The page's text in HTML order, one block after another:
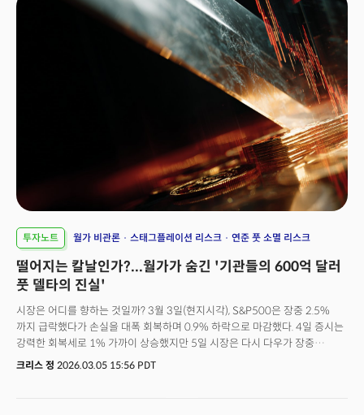
탄도미사일과 2000대 이상의 드론을 발사한 것으로 관측된다. 미국에 가장
골치아픈 문제를 안겨주는 것은 샤헤드-136 드론이다. 이 드론의 생산 단가는
단 2~5만 달러에 불과하다. 문제는 이를 격추하기 위해 미국과 동맹이
사용해야 하는 패트리어트 PAC-3 미사일 1발은 370만 달러, 사드의 경우
1270만 달러가 소요된다는 점이다. 요격체 대 드론의 비용 비율은 무려
106대 1이다. 비용의 대칭성이 무너진 것이다.이란의 1달러 공격을 막기 위해
100달러를 쓰는 구조. 2025년 6월 당시 미국은 사드 재고의 최대 30%와
SM-3 80발을 소모했다. 현재 소비 속도라면 미국의 전체 요격체 비축분은
4~5주 내로 고갈될 수 있다는 분석까지 나온 상태다. 당장 미국을 비롯해
UAE와 사우디 등 자국 영공을 방어해야 하는 중동 국가들의 발에는 불똥이
떨어졌다. 요격체가 빠르게 소모되면서 UAE의 경우 한국의 천궁-2의 조기
공급을 요청했다. 드론만으로 적국의 재정적 파산을 유도하는 비대칭 전쟁이
시작된 것이다.
투자노트 월가 비관론 스태그플레이션 리스크 연준 풋 소멸 리스크
떨어지는 칼날인가?...월가가 숨긴 '기관들의 600억 달러
풋 델타의 진실'
시장은 어디를 향하는 것일까? 3월 3일(현지시각), S&P500은 장중 2.5%
까지 급락했다가 손실을 대폭 회복하며 0.9% 하락으로 마감했다. 4일 증시는
강력한 회복세로 1% 가까이 상승했지만 5일 시장은 다시 다우가 장중
800포인트 이상 하락하며 풀썩 무너졌다. 방향을 알 수 없는 널뛰기 장세다.
크리스 정 2026.03.05 15:56 PDT